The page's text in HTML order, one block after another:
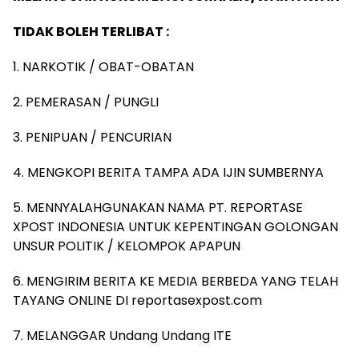
TIDAK BOLEH TERLIBAT :
1. NARKOTIK / OBAT-OBATAN
2. PEMERASAN / PUNGLI
3. PENIPUAN / PENCURIAN
4. MENGKOPI BERITA TAMPA ADA IJIN SUMBERNYA
5. MENNYALAHGUNAKAN NAMA PT. REPORTASE
XPOST INDONESIA UNTUK KEPENTINGAN GOLONGAN
UNSUR POLITIK / KELOMPOK APAPUN
6. MENGIRIM BERITA KE MEDIA BERBEDA YANG TELAH
TAYANG ONLINE DI reportasexpost.com
7. MELANGGAR Undang Undang ITE